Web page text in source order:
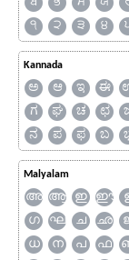
੧
੨ ੩ ੪
Kannada
ಅ ಆ ಇ ಈ
ಗ
ಘ ಚ ಛ
ನ
ಪ ಫ ಬ
Malyalam
അ ആ ഇ ഈ
ഗ
ഘ ച ഛ
ധ
ന പ ഫ